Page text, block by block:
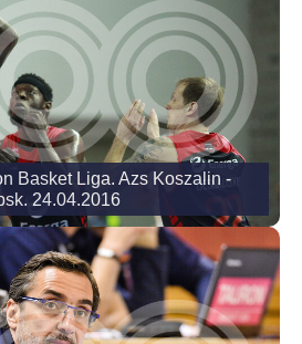
Basket Liga. Azs Koszalin -
24.04.2016